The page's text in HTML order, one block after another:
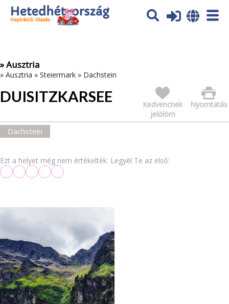
Az oldal sütiket (cookies) használ. További tájékoztatás itt:
Adatvédelmi tájékoztató
» Ausztria
» Ausztria » Steiermark » Dachstein
DUISITZKARSEE Nyomtatás
Kedvencnek
jelölöm
Dachstein
Ezt a helyet még nem értékelték. Legyél Te az első: